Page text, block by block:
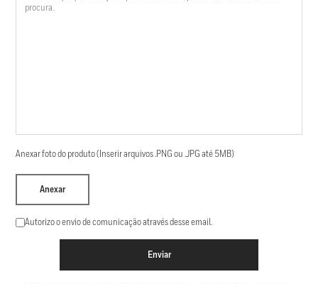
Anexar foto do produto (Inserir arquivos .PNG ou .JPG até 5MB)
Anexar
Autorizo o envio de comunicação através desse email.
Enviar